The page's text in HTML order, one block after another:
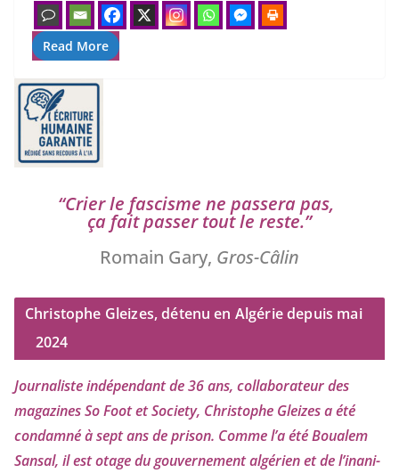
Read More
“Crier le fas­cisme ne pas­se­ra pas,
ça fait pas­ser tout le reste.”
Romain Gary, Gros-Câlin
Christophe Gleizes, détenu en Algérie depuis mai
2024
Journaliste indé­pen­dant de36ans, col­la­bo­ra­teur des
maga­zines So Foot et Society, Christophe Gleizesa été
condam­né à sept ans de pri­son. Comme l’a été Boualem
Sansal, il est otage du gou­ver­ne­ment algé­rien et de l’i­na­ni­